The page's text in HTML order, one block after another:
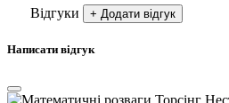
Відгуки
+ Додати відгук
Написати відгук